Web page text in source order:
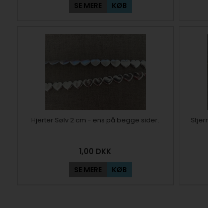
SE MERE KØB
Hjerter Sølv 2 cm - ens på begge sider.
1,00 DKK
SE MERE KØB